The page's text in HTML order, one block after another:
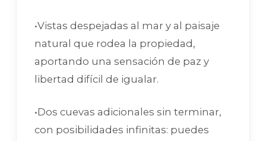
•Vistas despejadas al mar y al paisaje
natural que rodea la propiedad,
aportando una sensación de paz y
libertad difícil de igualar.
•Dos cuevas adicionales sin terminar,
con posibilidades infinitas: puedes